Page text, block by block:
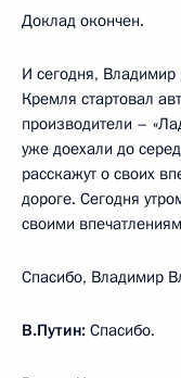
Доклад окончен.
И сегодня, Владимир
Кремля стартовал
производители –
уже доехали до
расскажут о своих
дороге. Сегодня
своими
Спасибо, Владимир
В.Путин: Спасибо.